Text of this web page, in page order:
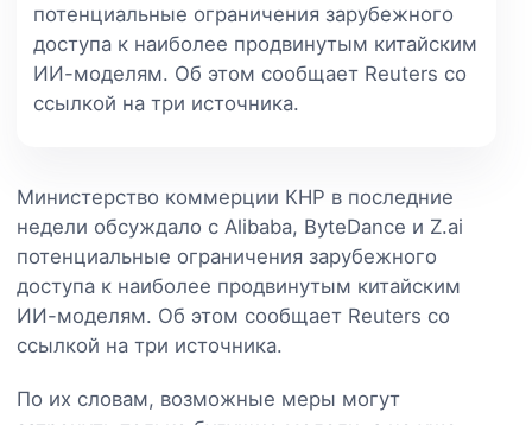
потенциальные ограничения зарубежного
доступа к наиболее продвинутым китайским
ИИ-моделям. Об этом сообщает Reuters со
ссылкой на три источника.
Министерство коммерции КНР в последние
недели обсуждало с Alibaba, ByteDance и Z.ai
потенциальные ограничения зарубежного
доступа к наиболее продвинутым китайским
ИИ-моделям. Об этом сообщает Reuters со
ссылкой на три источника.
По их словам, возможные меры могут